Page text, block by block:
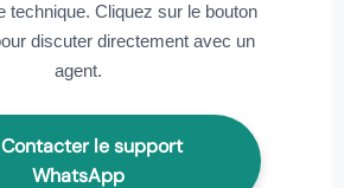
technique. Cliquez sur le bouton
discuter directement avec un
agent.
Contacter le support
WhatsApp